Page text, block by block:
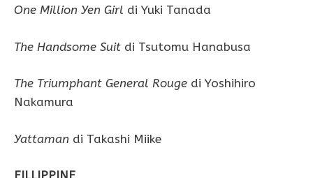
One Million Yen Girl di Yuki Tanada
The Handsome Suit di Tsutomu Hanabusa
The Triumphant General Rouge di Yoshihiro
Nakamura
Yattaman di Takashi Miike